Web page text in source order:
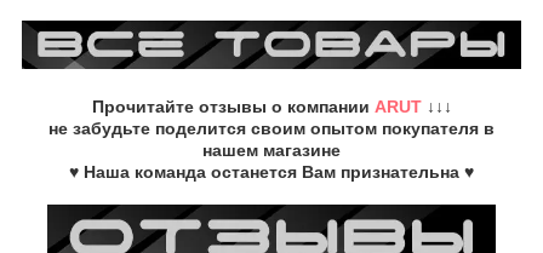
Прочитайте отзывы о компании ARUT↓↓↓
не забудьте поделится своим опытом покупателя в
нашем магазине
♥ Наша команда останется Вам признательна ♥